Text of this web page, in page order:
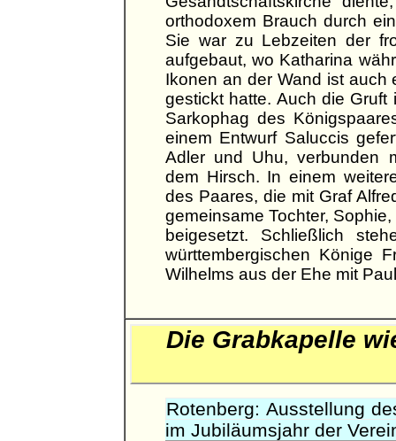
orthodoxem Brauch durch
Sie war zu Lebzeiten der
aufgebaut, wo Katharina
Ikonen an der Wand ist auch
gestickt hatte. Auch die
Sarkophag des
einem Entwurf Saluccis
Adler und Uhu, verbunden
dem Hirsch. In einem
des Paares, die mit Graf
gemeinsame Tochter,
beigesetzt. Schließlich
württembergischen Könige
Wilhelms aus der Ehe mit
Die Grabkapelle
Rotenberg: Ausstellung
im Jubiläumsjahr der